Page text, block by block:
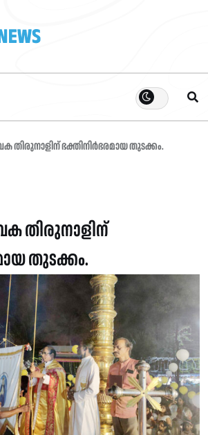
ഭക്തിനിർഭരമായ തുടക്കം.
തിരുനാളിന്
തുടക്കം.